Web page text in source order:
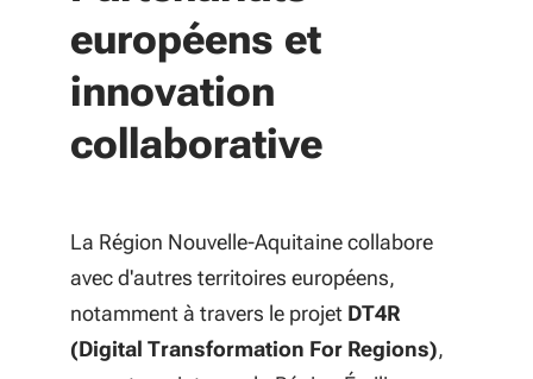
européens et
innovation
collaborative
La Région Nouvelle-Aquitaine collabore
avec d'autres territoires européens,
notamment à travers le projet DT4R
(Digital Transformation For Regions),